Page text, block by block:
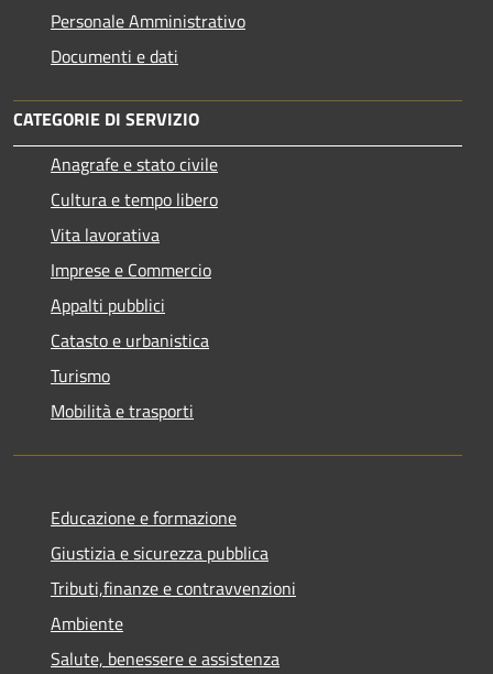
Personale Amministrativo
Documenti e dati
CATEGORIE DI SERVIZIO
Anagrafe e stato civile
Cultura e tempo libero
Vita lavorativa
Imprese e Commercio
Appalti pubblici
Catasto e urbanistica
Turismo
Mobilità e trasporti
Educazione e formazione
Giustizia e sicurezza pubblica
Tributi,finanze e contravvenzioni
Ambiente
Salute, benessere e assistenza